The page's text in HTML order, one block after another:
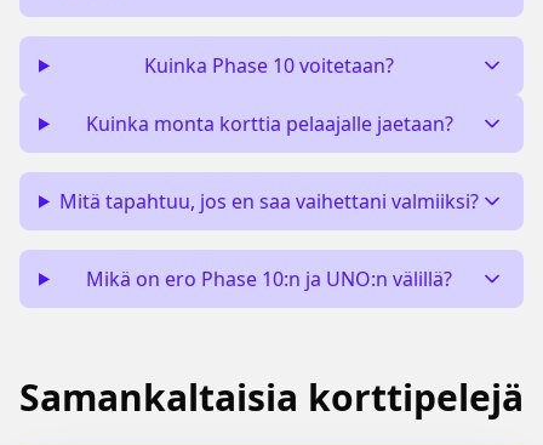
Kuinka Phase 10 voitetaan?
Kuinka monta korttia pelaajalle jaetaan?
Mitä tapahtuu, jos en saa vaihettani valmiiksi?
Mikä on ero Phase 10:n ja UNO:n välillä?
Samankaltaisia korttipelejä